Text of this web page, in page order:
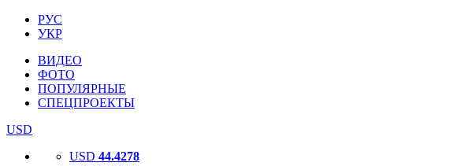
РУС
УКР
ВИДЕО
ФОТО
ПОПУЛЯРНЫЕ
СПЕЦПРОЕКТЫ
USD
USD 44.4278